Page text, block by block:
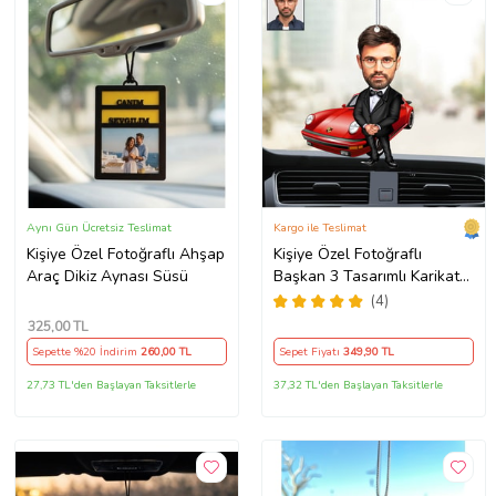
Kişiye Özel Fotoğraflı Ahşap
Araç Dikiz Aynası Süsü
Aynı Gün Ücretsiz Teslimat
325,00 TL
Sepette %20 İndirim 260,00 TL
27,73 TL'den Başlayan Taksitlerle
Kişiye Özel Fotoğraflı
Başkan 3 Tasarımlı Karikatür
Araba Dikiz Ayna Süsü
(4)
Kargo ile Teslimat
Sepet Fiyatı 349,90 TL
37,32 TL'den Başlayan Taksitlerle